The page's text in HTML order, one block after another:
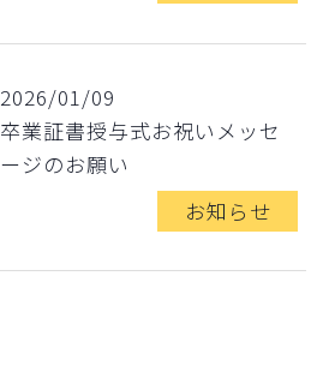
2026/01/09
卒業証書授与式お祝いメッセ
ージのお願い
お知らせ